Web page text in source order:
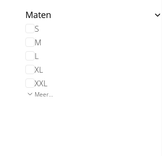
Maten
S
M
L
XL
XXL
Meer...